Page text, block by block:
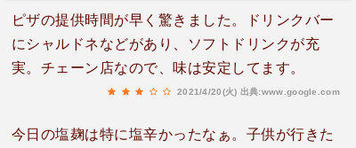
ピザの提供時間が早く驚きました。ドリンクバー
にシャルドネなどがあり、ソフトドリンクが充
実。チェーン店なので、味は安定してます。
2021/4/20(火) 出典:www.google.com
今日の塩麹は特に塩辛かったなぁ。子供が行きた